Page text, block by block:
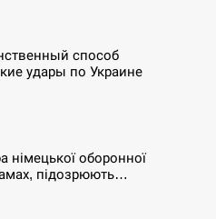
способ
удары по Украине
німецької оборонної
підозрюють…